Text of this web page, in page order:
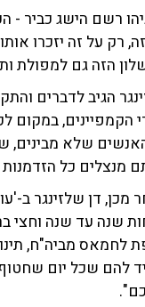
רשם הישג כביר -
רק על זה יזכרו
הזה גם למפולת
הקמפיינים, במקום
שלא מבינים,
מנצלים כל הזדמנות
מכן, דן שלזינגר ב-
שנה עד שנה וחצי
לחמאס מביה"ח,
להם שכל יום